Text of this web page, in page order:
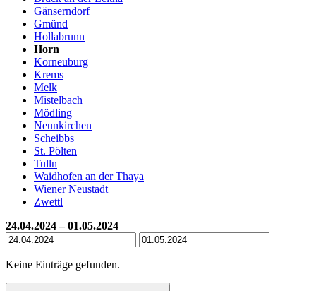
Gänserndorf
Gmünd
Hollabrunn
Horn
Korneuburg
Krems
Melk
Mistelbach
Mödling
Neunkirchen
Scheibbs
St. Pölten
Tulln
Waidhofen an der Thaya
Wiener Neustadt
Zwettl
24.04.2024 – 01.05.2024
Keine Einträge gefunden.